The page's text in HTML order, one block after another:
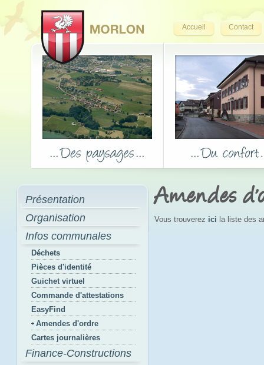
Accueil Contact
Présentation
Organisation
Infos communales
Déchets
Pièces d'identité
Guichet virtuel
Commande d'attestations
EasyFind
Amendes d'ordre
Cartes journalières
Finance-Constructions
Amendes
Vous trouverez ici la liste des